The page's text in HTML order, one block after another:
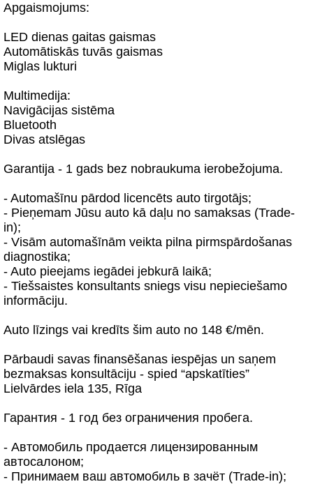
Apgaismojums:
LED dienas gaitas gaismas
Automātiskās tuvās gaismas
Miglas lukturi
Multimedija:
Navigācijas sistēma
Bluetooth
Divas atslēgas
Garantija - 1 gads bez nobraukuma ierobežojuma.
- Automašīnu pārdod licencēts auto tirgotājs;
- Pieņemam Jūsu auto kā daļu no samaksas (Trade-
in);
- Visām automašīnām veikta pilna pirmspārdošanas
diagnostika;
- Auto pieejams iegādei jebkurā laikā;
- Tiešsaistes konsultants sniegs visu nepieciešamo
informāciju.
Auto līzings vai kredīts šim auto no 148 €/mēn.
Pārbaudi savas finansēšanas iespējas un saņem
bezmaksas konsultāciju - spied “apskatīties”
Lielvārdes iela 135, Rīga
Гарантия - 1 год без ограничения пробега.
- Автомобиль продается лицензированным
автосалоном;
- Принимаем ваш автомобиль в зачёт (Trade-in);